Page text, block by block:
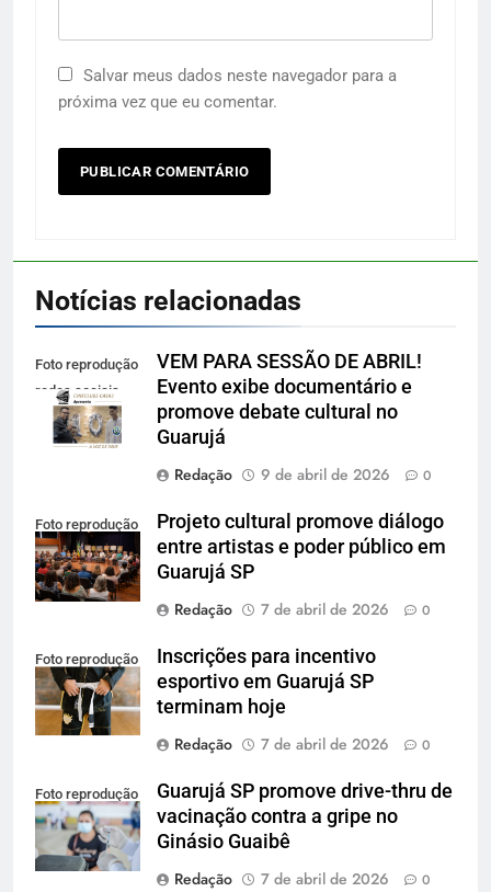
Salvar meus dados neste navegador para a
próxima vez que eu comentar.
Notícias relacionadas
Foto reprodução
redes sociais
VEM PARA SESSÃO DE ABRIL!
Evento exibe documentário e
promove debate cultural no
Guarujá
Redação
9 de abril de 2026 0
Foto reprodução
Projeto cultural promove diálogo
entre artistas e poder público em
Guarujá SP
Redação
7 de abril de 2026 0
Foto reprodução
Inscrições para incentivo
esportivo em Guarujá SP
terminam hoje
Redação
7 de abril de 2026 0
Foto reprodução
Guarujá SP promove drive-thru de
vacinação contra a gripe no
Ginásio Guaibê
Redação
7 de abril de 2026 0